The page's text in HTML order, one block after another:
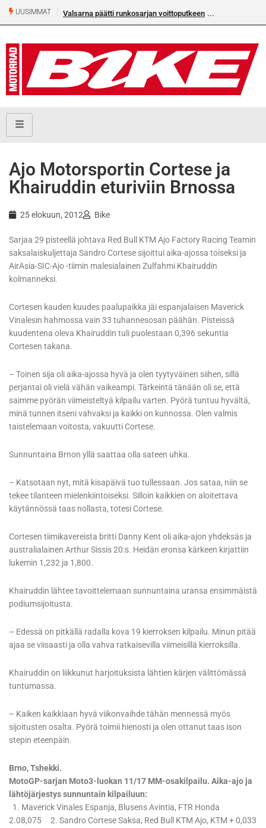
UUSIMMAT Valsarna päätti runkosarjan voittoputkeen
Ajo Motorsportin Cortese ja
Khairuddin eturiviin Brnossa
25 elokuun, 2012 Bike
Sarjaa 29 pisteellä johtava Red Bull KTM Ajo Factory Racing Teamin
saksalaiskuljettaja Sandro Cortese sijoittui aika-ajossa toiseksi ja
AirAsia-SIC-Ajo -tiimin malesialainen Zulfahmi Khairuddin
kolmanneksi.
Cortesen kauden kuudes paalupaikka jäi espanjalaisen Maverick
Vinalesin hahmossa vain 33 tuhannesosan päähän. Pisteissä
kuudentena oleva Khairuddin tuli puolestaan 0,396 sekuntia
Cortesen takana.
– Toinen sija oli aika-ajossa hyvä ja olen tyytyväinen siihen, sillä
perjantai oli vielä vähän vaikeampi. Tärkeintä tänään oli se, että
saimme pyörän viimeisteltyä kilpailu varten. Pyörä tuntuu hyvältä,
minä tunnen itseni vahvaksi ja kaikki on kunnossa. Olen valmis
taistelemaan voitosta, vakuutti Cortese.
Sunnuntaina Brnon yllä saattaa olla sateen uhka.
– Katsotaan nyt, mitä kisapäivä tuo tullessaan. Jos sataa, niin se
tekee tilanteen mielenkiintoiseksi. Silloin kaikkien on aloitettava
käytännössä taas nollasta, totesi Cortese.
Cortesen tiimikavereista britti Danny Kent oli aika-ajon yhdeksäs ja
australialainen Arthur Sissis 20:s. Heidän eronsa kärkeen kirjattiin
lukemin 1,232 ja 1,800.
Khairuddin lähtee tavoittelemaan sunnuntaina uransa ensimmäistä
podiumsijoitusta.
– Edessä on pitkällä radalla kova 19 kierroksen kilpailu. Minun pitää
ajaa se viisaasti ja olla vahva ratkaisevilla viimeisillä kierroksilla.
Khairuddin on liikkunut harjoituksista lähtien kärjen välittömässä
tuntumassa.
– Kaiken kaikkiaan hyvä viikonvaihde tähän mennessä myös
sijoitusten osalta. Pyörä toimii hienosti ja olen ottanut taas ison
stepin eteenpäin.
Brno, Tshekki.
MotoGP-sarjan Moto3-luokan 11/17 MM-osakilpailu. Aika-ajo ja
lähtöjärjestys sunnuntain kilpailuun:
1. Maverick Vinales Espanja, Blusens Avintia, FTR Honda
2.08,075 2. Sandro Cortese Saksa, Red Bull KTM Ajo, KTM + 0,033